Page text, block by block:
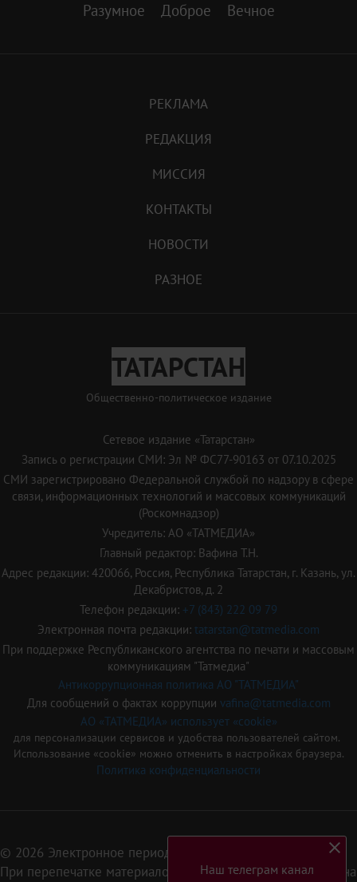
Разумное Доброе Вечное
РЕКЛАМА
РЕДАКЦИЯ
МИССИЯ
КОНТАКТЫ
НОВОСТИ
РАЗНОЕ
ТАТАРСТАН
Общественно-политическое издание
Сетевое издание «Татарстан»
Запись о регистрации СМИ: Эл № ФС77-90163 от 07.10.2025
СМИ зарегистрировано Федеральной службой по надзору в сфере
связи, информационных технологий и массовых коммуникаций
(Роскомнадзор)
Учредитель: АО «ТАТМЕДИА»
Главный редактор: Вафина Т.Н.
Адрес редакции: 420066, Россия, Республика Татарстан, г. Казань, ул.
Декабристов, д. 2
Телефон редакции: +7 (843) 222 09 79
Электронная почта редакции: tatarstan@tatmedia.com
При поддержке Республиканского агентства по печати и массовым
коммуникациям "Татмедиа"
Антикоррупционная политика АО "ТАТМЕДИА"
Для сообщений о фактах коррупции vafina@tatmedia.com
АО «ТАТМЕДИА» использует «cookie»
для персонализации сервисов и удобства пользователей сайтом.
Использование «cookie» можно отменить в настройках браузера.
Политика конфиденциальности
© 2026 Электронное периодическое издание «Татарстан»
При перепечатке материалов или их фрагментов ссылка на
Наш телеграм канал